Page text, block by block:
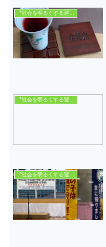
〝社会を明るくする運動〟